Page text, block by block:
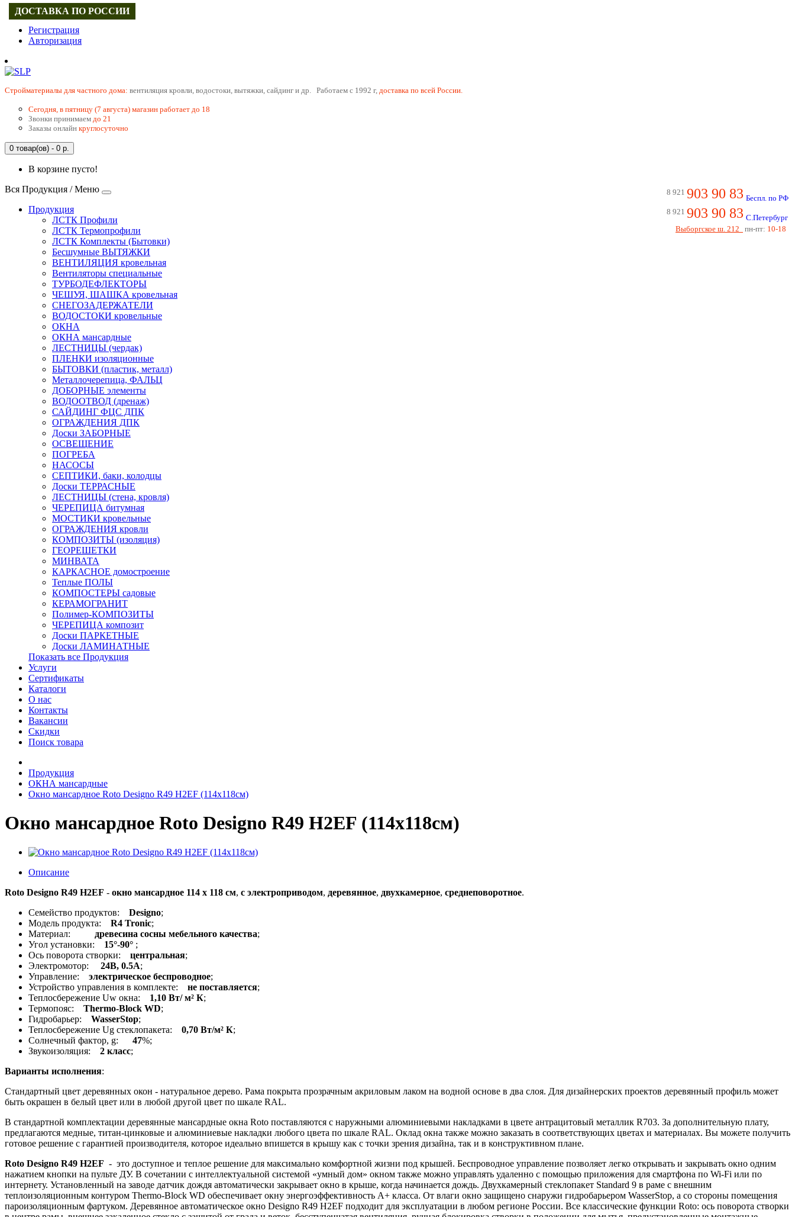
Регистрация
Авторизация
Cтройматериалы для частного дома: вентиляция кровли, водостоки, вытяжки, сайдинг и др. Работаем с 1992 г, доставка по всей России.
Сегодня, в пятницу (7 августа) магазин работает до 18
Звонки принимаем до 21
Заказы онлайн круглосуточно
0 товар(ов) - 0 р.
В корзине пусто!
8 921 903 90 83 Беспл. по РФ
8 921 903 90 83 С.Петербург
Выборгское ш. 212
пн-пт: 10-18
Вся Продукция / Меню
Продукция
ЛСТК Профили
ЛСТК Термопрофили
ЛСТК Комплекты (Бытовки)
Бесшумные ВЫТЯЖКИ
ВЕНТИЛЯЦИЯ кровельная
Вентиляторы специальные
ТУРБОДЕФЛЕКТОРЫ
ЧЕШУЯ, ШАШКА кровельная
СНЕГОЗАДЕРЖАТЕЛИ
ВОДОСТОКИ кровельные
ОКНА
ОКНА мансардные
ЛЕСТНИЦЫ (чердак)
ПЛЕНКИ изоляционные
БЫТОВКИ (пластик, металл)
Металлочерепица, ФАЛЬЦ
ДОБОРНЫЕ элементы
ВОДООТВОД (дренаж)
САЙДИНГ ФЦС ДПК
ОГРАЖДЕНИЯ ДПК
Доски ЗАБОРНЫЕ
ОСВЕЩЕНИЕ
ПОГРЕБА
НАСОСЫ
СЕПТИКИ, баки, колодцы
Доски ТЕРРАСНЫЕ
ЛЕСТНИЦЫ (стена, кровля)
ЧЕРЕПИЦА битумная
МОСТИКИ кровельные
ОГРАЖДЕНИЯ кровли
КОМПОЗИТЫ (изоляция)
ГЕОРЕШЕТКИ
МИНВАТА
КАРКАСНОЕ домостроение
Теплые ПОЛЫ
КОМПОСТЕРЫ садовые
КЕРАМОГРАНИТ
Полимер-КОМПОЗИТЫ
ЧЕРЕПИЦА композит
Доски ПАРКЕТНЫЕ
Доски ЛАМИНАТНЫЕ
Показать все Продукция
Услуги
Сертификаты
Каталоги
О нас
Контакты
Вакансии
Скидки
Поиск товара
Продукция
ОКНА мансардные
Окно мансардное Roto Designo R49 H2EF (114x118см)
Окно мансардное Roto Designo R49 H2EF (114x118см)
ДОСТАВКА ПО РОССИИ
Описание
Roto Designo R49 H2EF - окно мансардное 114 x 118 см, с электроприводом, деревянное, двухкамерное, среднеповоротное.
Семейство продуктов: Designo;
Модель продукта: R4 Tronic;
Материал:
древесина сосны мебельного качества;
Угол установки: 15°-90° ;
Ось поворота створки: центральная;
Электромотор: 24В, 0.5А;
Управление: электрическое беспроводное;
Устройство управления в комплекте: не поставляется;
Теплосбережение Uw окна: 1,10 Вт/ м² К;
Термопояс: Thermo-Block WD;
Гидробарьер: WasserStop;
Теплосбережение Ug стеклопакета:
0,70 Вт/м² К;
Солнечный фактор, g:
47%;
Звукоизоляция:
2 класс;
Варианты исполнения:
Стандартный цвет деревянных окон - натуральное дерево. Рама покрыта прозрачным акриловым лаком на водной основе в два слоя. Для дизайнерских проектов деревянный профиль может
быть окрашен в белый цвет или в любой другой цвет по шкале RAL.
В стандартной комплектации деревянные мансардные окна Roto поставляются с наружными алюминиевыми накладками в цвете антрацитовый металлик R703. За дополнительную плату,
предлагаются медные, титан-цинковые и алюминиевые накладки любого цвета по шкале RAL. Оклад окна также можно заказать в соответствующих цветах и материалах. Вы можете получить
готовое решение с гарантией производителя, которое идеально впишется в крышу как с точки зрения дизайна, так и в конструктивном плане.
Roto Designo R49 H2EF - это доступное и теплое решение для максимально комфортной жизни под крышей. Беспроводное управление позволяет легко открывать и закрывать окно одним
нажатием кнопки на пульте ДУ. В сочетании с интеллектуальной системой «умный дом» окном также можно управлять удаленно с помощью приложения для смартфона по Wi-Fi или по
интернету. Установленный на заводе датчик дождя автоматически закрывает окно в крыше, когда начинается дождь. Двухкамерный стеклопакет Standard 9 в раме с внешним
теплоизоляционным контуром Thermo-Block WD обеспечивает окну энергоэффективность А+ класса. От влаги окно защищено снаружи гидробарьером WasserStop, а со стороны помещения
пароизоляционным фартуком. Деревянное автоматическое окно Designo R49 H2EF подходит для эксплуатации в любом регионе России. Все классические функции Roto: ось поворота створки